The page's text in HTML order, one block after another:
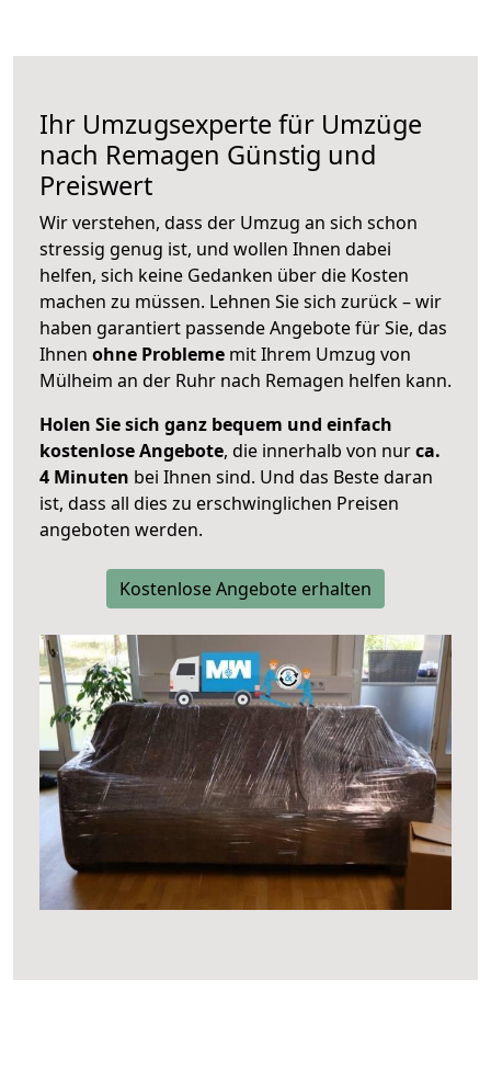
Ihr Umzugsexperte für Umzüge
nach Remagen Günstig und
Preiswert
Wir verstehen, dass der Umzug an sich schon
stressig genug ist, und wollen Ihnen dabei
helfen, sich keine Gedanken über die Kosten
machen zu müssen. Lehnen Sie sich zurück – wir
haben garantiert passende Angebote für Sie, das
Ihnen ohne Probleme mit Ihrem Umzug von
Mülheim an der Ruhr nach Remagen helfen kann.
Holen Sie sich ganz bequem und einfach
kostenlose Angebote, die innerhalb von nurca.
4 Minuten bei Ihnen sind. Und das Beste daran
ist, dass all dies zu erschwinglichen Preisen
angeboten werden.
Kostenlose Angebote erhalten